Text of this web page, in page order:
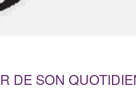
DE SON